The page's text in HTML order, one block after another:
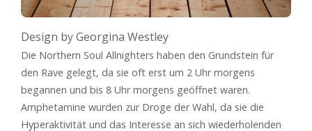
Design by Georgina Westley
Die Northern Soul Allnighters haben den Grundstein für
den Rave gelegt, da sie oft erst um 2 Uhr morgens
begannen und bis 8 Uhr morgens geöffnet waren.
Amphetamine wurden zur Droge der Wahl, da sie die
Hyperaktivität und das Interesse an sich wiederholenden